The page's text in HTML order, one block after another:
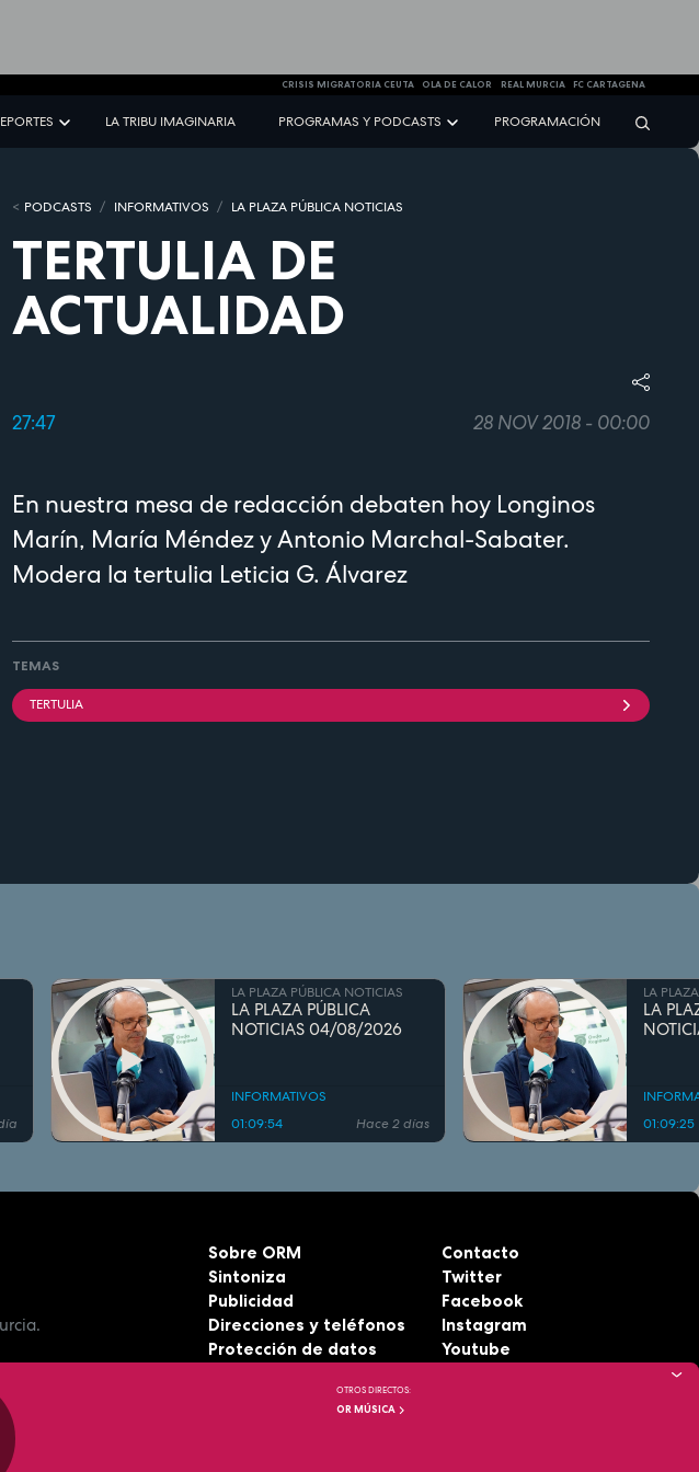
CRISIS MIGRATORIA CEUTA OLA DE CALOR REAL MURCIA FC CARTAGENA
LA TRIBU IMAGINARIA PROGRAMAS Y PODCASTS PROGRAMACIÓN
PODCASTS INFORMATIVOS LA PLAZA PÚBLICA NOTICIAS
TERTULIA DE
ACTUALIDAD
27:47 28 NOV 2018 - 00:00
En nuestra mesa de redacción debaten hoy Longinos
Marín, María Méndez y Antonio Marchal-Sabater.
Modera la tertulia Leticia G. Álvarez
TEMAS
TERTULIA
LA PLAZA PÚBLICA NOTICIAS
LA PLAZA PÚBLICA
NOTICIAS 04/08/2026
INFORMATIVOS
01:09:54
Hace 2 días
LA
LA
01:09:25
Sobre ORM
Sintoniza
Publicidad
Direcciones y teléfonos
Protección de datos
Contacto
Twitter
Facebook
Instagram
Youtube
OTROS DIRECTOS:
OR MÚSICA